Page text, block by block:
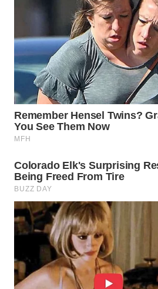
KONSUMEN
WAHANA
LISTRIK
WAHANA
TRAVEL
TV
ID
WAHANANEWS
CO ID
WAHANANEWS